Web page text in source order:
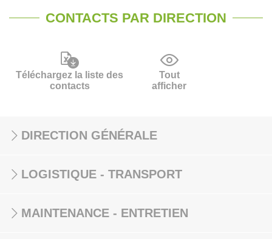
CONTACTS PAR DIRECTION
Téléchargez la liste des
contacts
Tout
afficher
DIRECTION GÉNÉRALE
LOGISTIQUE - TRANSPORT
MAINTENANCE - ENTRETIEN